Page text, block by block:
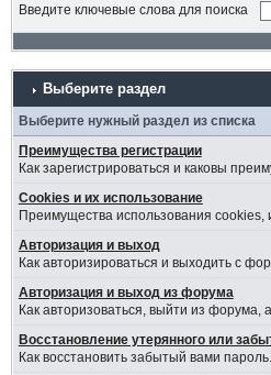
Введите ключевые слова для поиска
Выберите раздел
Выберите нужный раздел из списка
Преимущества регистрации
Как зарегистрироваться и каковы
Cookies и их использование
Преимущества использования cookies,
Авторизация и выход
Как авторизироваться и выходить с
Авторизация и выход из форума
Как авторизоваться, выйти из форума,
Восстановление утерянного или
Как восстановить забытый вами пароль.